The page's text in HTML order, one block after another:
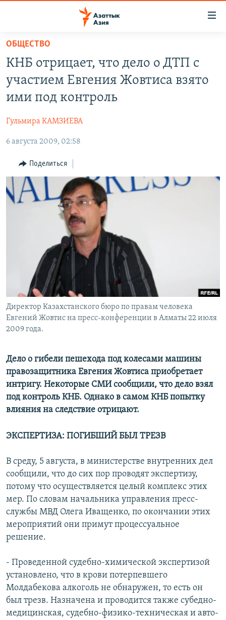
Вернуться
основному
содержанию
Вернутся
главной
навигации
Вернутся
поиску
КАЗАХСТАН
ТАДЖИКИСТАН
ҚАЗАҚША
КЫРГЫЗЧА
ЎЗБЕКЧА
ТОҶИКӢ
TÜRKMENÇE
Все сайты РСЕ/РС
ОБЩЕСТВО
КНБ отрицает, что дело о ДТП с
участием Евгения Жовтиса взято
ими под контроль
Гульмира КАМЗИЕВА
6 августа 2009, 02:58
Поделиться
Директор Казахстанского бюро по правам человека
Евгений Жовтис на пресс-конференции в Алматы 22 июля
2009 года.
Дело о гибели пешехода под колесами машины
правозащитника Евгения Жовтиса приобретает
интригу. Некоторые СМИ сообщили, что дело взял
под контроль КНБ. Однако в самом КНБ попытку
влияния на следствие отрицают.
ЭКСПЕРТИЗА: ПОГИБШИЙ БЫЛ ТРЕЗВ
В среду, 5 августа, в министерстве внутренних дел
сообщили, что до сих пор проводят экспертизу,
потому что осуществляется целый комплекс этих
мер. По словам начальника управления пресс-
службы МВД Олега Иващенко, по окончании этих
мероприятий они примут процессуальное
решение.
- Проведенной судебно-химической экспертизой
установлено, что в крови потерпевшего
Молдабекова алкоголь не обнаружен, то есть он
был трезв. Назначена и проводится также субедно-
медицинская, судебно-физико-техническая и авто-